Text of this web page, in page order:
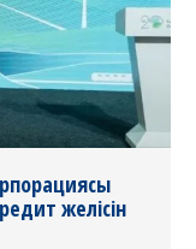
желісін